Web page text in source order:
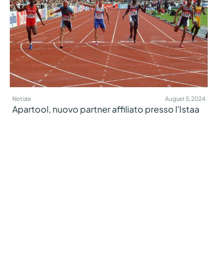
Notizie August 5, 2024
Apartool, nuovo partner affiliato presso l'Istaa